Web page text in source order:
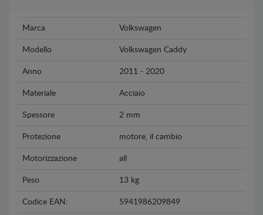
Marca Volkswagen
Modello Volkswagen Caddy
Anno 2011 - 2020
Materiale Acciaio
Spessore 2 mm
Protezione motore, il cambio
Motorizzazione all
Peso 13 kg
Codice EAN: 5941986209849